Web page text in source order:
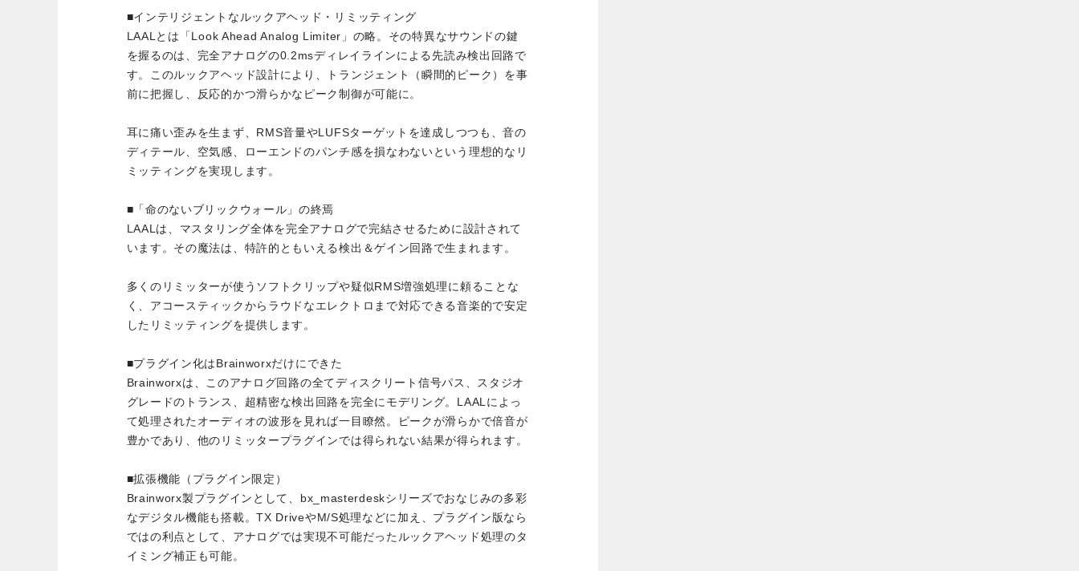
■インテリジェントなルックアヘッド・リミッティング
LAALとは「Look Ahead Analog Limiter」の略。その特異なサウンドの鍵
を握るのは、完全アナログの0.2msディレイラインによる先読み検出回路で
す。このルックアヘッド設計により、トランジェント（瞬間的ピーク）を事
前に把握し、反応的かつ滑らかなピーク制御が可能に。
耳に痛い歪みを生まず、RMS音量やLUFSターゲットを達成しつつも、音の
ディテール、空気感、ローエンドのパンチ感を損なわないという理想的なリ
ミッティングを実現します。
■「命のないブリックウォール」の終焉
LAALは、マスタリング全体を完全アナログで完結させるために設計されて
います。その魔法は、特許的ともいえる検出＆ゲイン回路で生まれます。
多くのリミッターが使うソフトクリップや疑似RMS増強処理に頼ることな
く、アコースティックからラウドなエレクトロまで対応できる音楽的で安定
したリミッティングを提供します。
■プラグイン化はBrainworxだけにできた
Brainworxは、このアナログ回路の全てディスクリート信号パス、スタジオ
グレードのトランス、超精密な検出回路を完全にモデリング。LAALによっ
て処理されたオーディオの波形を見れば一目瞭然。ピークが滑らかで倍音が
豊かであり、他のリミッタープラグインでは得られない結果が得られます。
■拡張機能（プラグイン限定）
Brainworx製プラグインとして、bx_masterdeskシリーズでおなじみの多彩
なデジタル機能も搭載。TX DriveやM/S処理などに加え、プラグイン版なら
ではの利点として、アナログでは実現不可能だったルックアヘッド処理のタ
イミング補正も可能。